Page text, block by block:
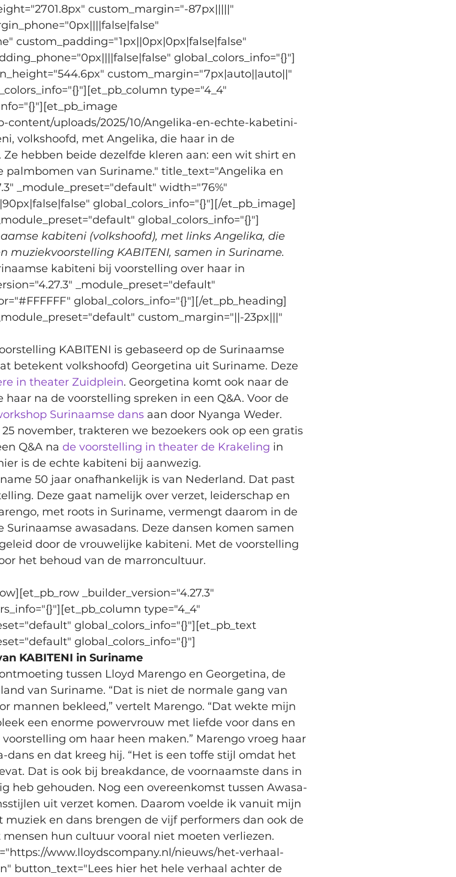
custom_margin="-87px|||||"
custom_padding="1px||0px|0px|false|false"
global_colors_info="{}"]
custom_margin="7px|auto||auto||"
type="4_4"
content/uploads/2025/10/Angelika-en-echte-kabetini-
volkshoofd, met Angelika, die haar in de
hebben beide dezelfde kleren aan: een wit shirt en
van Suriname." title_text="Angelika en
_module_preset="default" width="76%"
global_colors_info="{}"][/et_pb_image]
global_colors_info="{}"]
kabiteni (volkshoofd), met links Angelika, die
muziekvoorstelling KABITENI, samen in Suriname.
kabiteni bij voorstelling over haar in
_module_preset="default"
global_colors_info="{}"][/et_pb_heading]
custom_margin="||-23px|||"
KABITENI is gebaseerd op de Surinaamse
betekent volkshoofd) Georgetina uit Suriname. Deze
in theater Zuidplein. Georgetina komt ook naar de
na de voorstelling spreken in een Q&A. Voor de
Surinaamse dans aan door Nyanga Weder.
november, trakteren we bezoekers ook op een gratis
Q&A na de voorstelling in theater de Krakeling in
is de echte kabiteni bij aanwezig.
50 jaar onafhankelijk is van Nederland. Dat past
Deze gaat namelijk over verzet, leiderschap en
met roots in Suriname, vermengt daarom in de
awasadans. Deze dansen komen samen
door de vrouwelijke kabiteni. Met de voorstelling
het behoud van de marroncultuur.
_builder_version="4.27.3"
type="4_4"
global_colors_info="{}"][et_pb_text
global_colors_info="{}"]
KABITENI in Suriname
tussen Lloyd Marengo en Georgetina, de
van Suriname. “Dat is niet de normale gang van
mannen bekleed,” vertelt Marengo. “Dat wekte mijn
een enorme powervrouw met liefde voor dans en
om haar heen maken.” Marengo vroeg haar
en dat kreeg hij. “Het is een toffe stijl omdat het
Dat is ook bij breakdance, de voornaamste dans in
heb gehouden. Nog een overeenkomst tussen Awasa-
uit verzet komen. Daarom voelde ik vanuit mijn
muziek en dans brengen de vijf performers dan ook de
hun cultuur vooral niet moeten verliezen.
www.lloydscompany.nl/nieuws/het-verhaal-
button_text="Lees hier het hele verhaal achter de